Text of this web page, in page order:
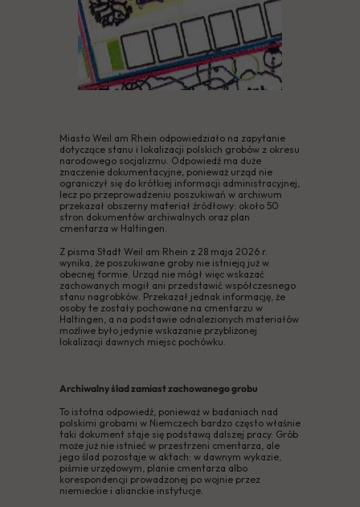
Miasto Weil am Rhein odpowiedziało na zapytanie
dotyczące stanu i lokalizacji polskich grobów z okresu
narodowego socjalizmu. Odpowiedź ma duże
znaczenie dokumentacyjne, ponieważ urząd nie
ograniczył się do krótkiej informacji administracyjnej,
lecz po przeprowadzeniu poszukiwań w archiwum
przekazał obszerny materiał źródłowy: około 50
stron dokumentów archiwalnych oraz plan
cmentarza w Haltingen.
Z pisma Stadt Weil am Rhein z 28 maja 2026 r.
wynika, że poszukiwane groby nie istnieją już w
obecnej formie. Urząd nie mógł więc wskazać
zachowanych mogił ani przedstawić współczesnego
stanu nagrobków. Przekazał jednak informację, że
osoby te zostały pochowane na cmentarzu w
Haltingen, a na podstawie odnalezionych materiałów
możliwe było jedynie wskazanie przybliżonej
lokalizacji dawnych miejsc pochówku.
Archiwalny ślad zamiast zachowanego grobu
To istotna odpowiedź, ponieważ w badaniach nad
polskimi grobami w Niemczech bardzo często właśnie
taki dokument staje się podstawą dalszej pracy. Grób
może już nie istnieć w przestrzeni cmentarza, ale
jego ślad pozostaje w aktach: w dawnym wykazie,
piśmie urzędowym, planie cmentarza albo
korespondencji prowadzonej po wojnie przez
niemieckie i alianckie instytucje.